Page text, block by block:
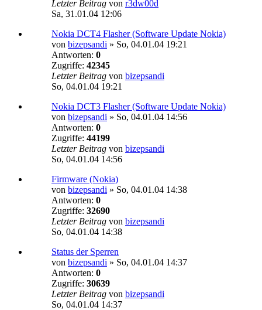
Letzter Beitrag von r3dw00d
Sa, 31.01.04 12:06
Nokia DCT4 Flasher (Software Update Nokia)
von bizepsandi » So, 04.01.04 19:21
Antworten: 0
Zugriffe: 42345
Letzter Beitrag von bizepsandi
So, 04.01.04 19:21
Nokia DCT3 Flasher (Software Update Nokia)
von bizepsandi » So, 04.01.04 14:56
Antworten: 0
Zugriffe: 44199
Letzter Beitrag von bizepsandi
So, 04.01.04 14:56
Firmware (Nokia)
von bizepsandi » So, 04.01.04 14:38
Antworten: 0
Zugriffe: 32690
Letzter Beitrag von bizepsandi
So, 04.01.04 14:38
Status der Sperren
von bizepsandi » So, 04.01.04 14:37
Antworten: 0
Zugriffe: 30639
Letzter Beitrag von bizepsandi
So, 04.01.04 14:37